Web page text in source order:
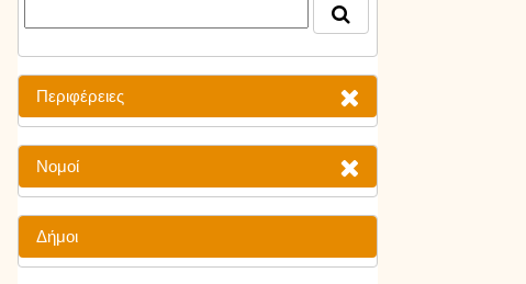
Περιφέρειες
Νομοί
Δήμοι